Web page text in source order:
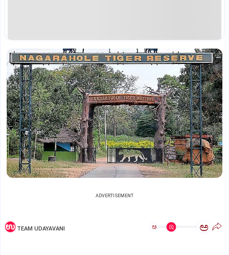
ADVERTISEMENT
TEAM UDAYAVANI ಅ ಅ